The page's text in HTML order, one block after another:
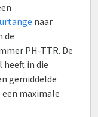
naar
de
PH-TTR. De
in die
gemiddelde
maximale